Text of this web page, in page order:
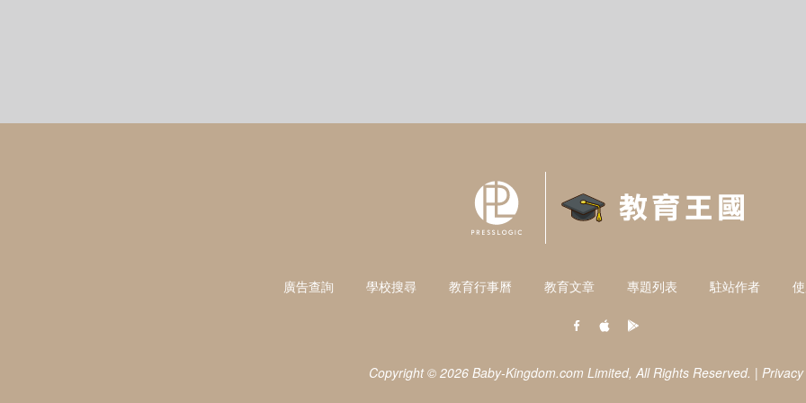
廣告查詢 學校搜尋 教育行事曆 教育文章 專題列表 駐站作者
Copyright © 2026 Baby-Kingdom.com Limited, All Rights Reserved. |